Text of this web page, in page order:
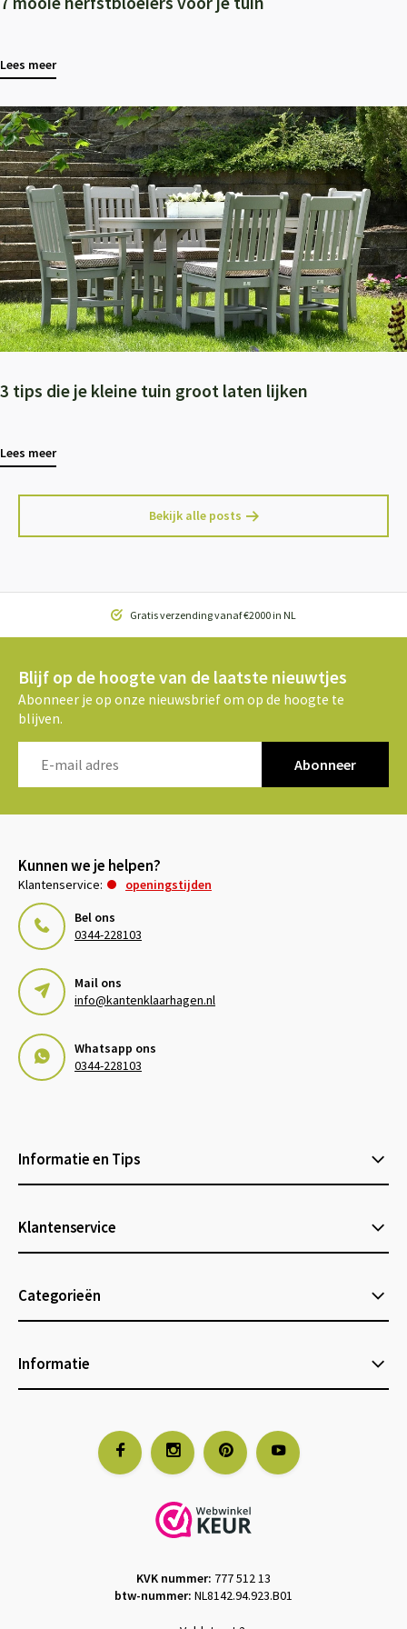
Lees meer
3 tips die je kleine tuin groot laten lijken
Lees meer
Bekijk alle posts
Gratis verzending vanaf €2000 in NL
Blijf op de hoogte van de laatste nieuwtjes
Abonneer je op onze nieuwsbrief om op de hoogte te
blijven.
Abonneer
Kunnen we je helpen?
Klantenservice:
openingstijden
Bel ons
0344-228103
Mail ons
info@kantenklaarhagen.nl
Whatsapp ons
0344-228103
Informatie en Tips
Klantenservice
Categorieën
Informatie
KVK nummer: 777 512 13
btw-nummer: NL8142.94.923.B01